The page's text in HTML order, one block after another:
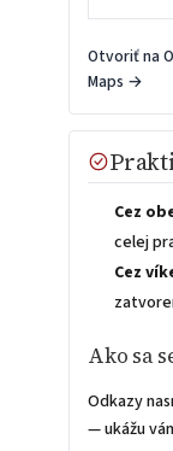
Otvoriť na
Maps →
Cez
celej
Cez
Ako sa
Odkazy
— ukážu